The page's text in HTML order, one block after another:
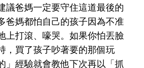
議爸媽一定要守住這道最後的
爸媽都怕自己的孩子因為不准
上打滾、嚎哭。如果你怕丟臉
，買了孩子吵著要的那個玩
」經驗就會教他下次再以「抓